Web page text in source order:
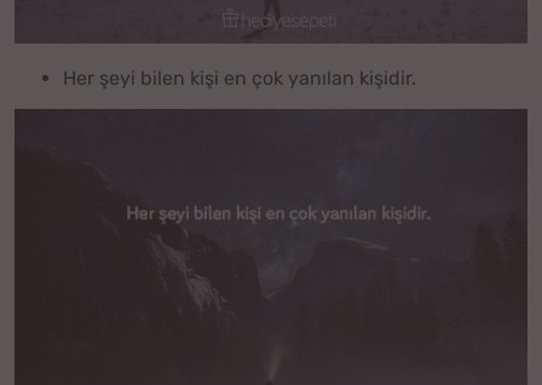
Her şeyi bilen kişi en çok yanılan kişidir.